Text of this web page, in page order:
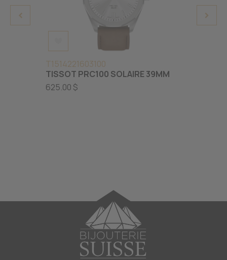
T1514221603100
TISSOT PRC100 SOLAIRE 39MM
625.00 $